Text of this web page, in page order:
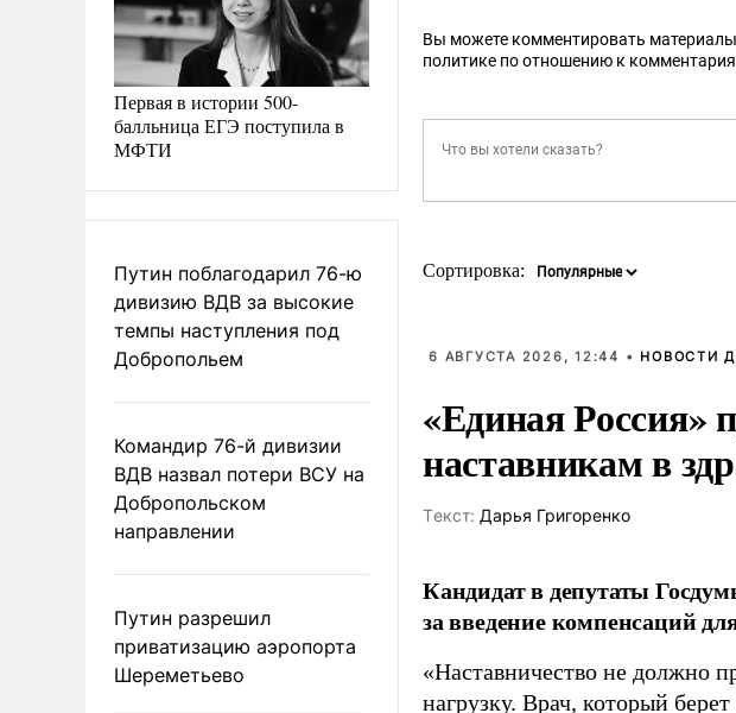
Первая в истории 500-
балльница ЕГЭ поступила в
МФТИ
Путин поблагодарил 76-ю
дивизию ВДВ за высокие
темпы наступления под
Добропольем
Командир 76-й дивизии
ВДВ назвал потери ВСУ на
Добропольском
направлении
Путин разрешил
приватизацию аэропорта
Шереметьево
Вы можете комментировать
политике по отношению к
Сортировка:
6 АВГУСТА 2026, 12:44 • НОВОСТИ
«Единая Россия»
наставникам в
Tекст: Дарья Григоренко
Кандидат в депутаты
за введение компенсаций
«Наставничество не должно
нагрузку. Врач, который